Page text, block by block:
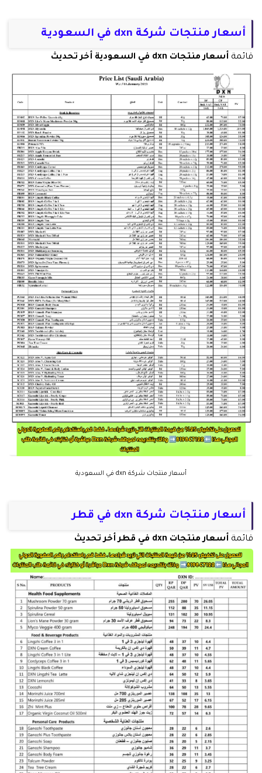
أسعار منتجات شركة dxn في السعودية
قائمة أسعار منتجات dxn في السعودية أخر تحديث
أسعار منتجات شركة dxn في السعودية
أسعار منتجات شركة dxn في قطر
قائمة أسعار منتجات dxn في قطر أخر تحديث